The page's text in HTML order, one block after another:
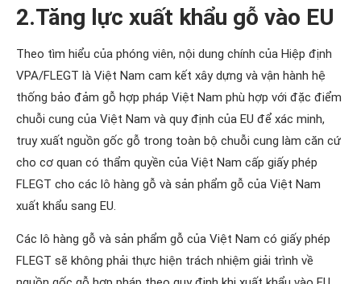
2.Tăng lực xuất khẩu gỗ vào EU
Theo tìm hiểu của phóng viên, nội dung chính của Hiệp định
VPA/FLEGT là Việt Nam cam kết xây dựng và vận hành hệ
thống bảo đảm gỗ hợp pháp Việt Nam phù hợp với đặc điểm
chuỗi cung của Việt Nam và quy định của EU để xác minh,
truy xuất nguồn gốc gỗ trong toàn bộ chuỗi cung làm căn cứ
cho cơ quan có thẩm quyền của Việt Nam cấp giấy phép
FLEGT cho các lô hàng gỗ và sản phẩm gỗ của Việt Nam
xuất khẩu sang EU.
Các lô hàng gỗ và sản phẩm gỗ của Việt Nam có giấy phép
FLEGT sẽ không phải thực hiện trách nhiệm giải trình về